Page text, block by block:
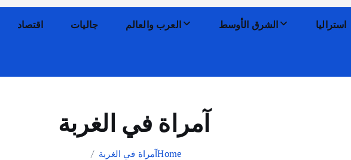
استراليا الشرق الأوسط العرب والعالم جاليات اقتصاد
آمراة في الغربة
Homeآمراة في الغربة